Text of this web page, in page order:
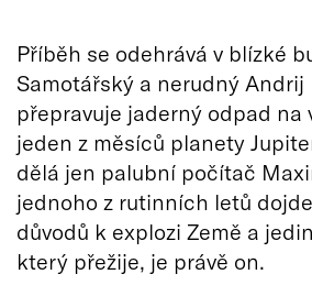
Příběh se odehrává v blízké
Samotářský a nerudný
přepravuje jaderný odpad na
jeden z měsíců planety
dělá jen palubní počítač
jednoho z rutinních letů
důvodů k explozi Země a
který přežije, je právě on.